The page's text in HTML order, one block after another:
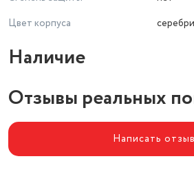
Цвет корпуса
Наличие
Отзывы реальных
Написать отзыв